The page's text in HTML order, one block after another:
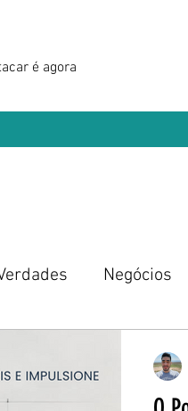
é agora
Negócios